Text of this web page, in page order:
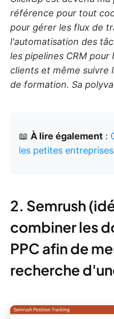
référence pour tout
pour gérer les flux de
l'automatisation des
les pipelines CRM
clients et même suivre
de formation. Sa
📖 À lire également :
les petites entreprises
2. Semrush
combiner les
PPC afin de
recherche